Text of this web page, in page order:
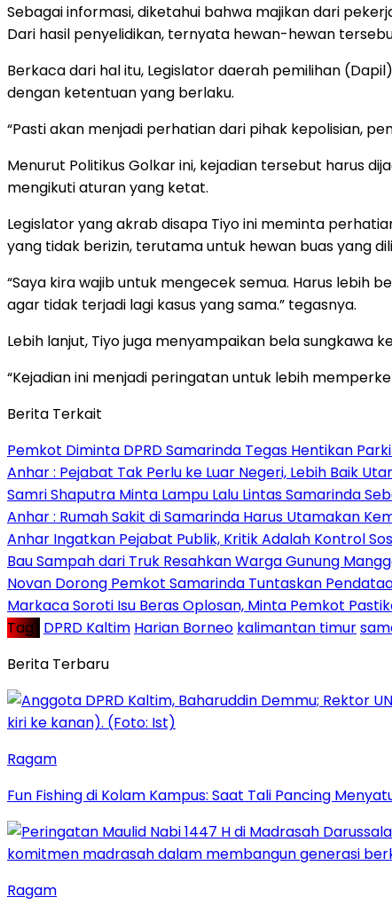
Sebagai informasi, diketahui bahwa majikan dari
Dari hasil penyelidikan, ternyata hewan-hewan
Berkaca dari hal itu, Legislator daerah pemilihan
dengan ketentuan yang berlaku.
“Pasti akan menjadi perhatian dari pihak kepolisian,
Menurut Politikus Golkar ini, kejadian tersebut harus
mengikuti aturan yang ketat.
Legislator yang akrab disapa Tiyo ini meminta
yang tidak berizin, terutama untuk hewan buas yang
“Saya kira wajib untuk mengecek semua. Harus lebih
agar tidak terjadi lagi kasus yang sama.” tegasnya.
Lebih lanjut, Tiyo juga menyampaikan bela sungkawa
“Kejadian ini menjadi peringatan untuk lebih
Berita Terkait
Pemkot Diminta DPRD Samarinda Tegas Hentikan
Anhar : Pejabat Tak Perlu ke Luar Negeri, Lebih Baik
Samri Shaputra Minta Lampu Lalu Lintas Samarinda
Anhar : Rumah Sakit di Samarinda Harus Utamakan
Anhar Ingatkan Pejabat Publik, Kritik Adalah Kontrol
Bau Sampah dari Truk Resahkan Warga Gunung
Novan Dorong Pemkot Samarinda Tuntaskan
Markaca Soroti Isu Beras Oplosan, Minta Pemkot
Tag : DPRD Kaltim Harian Borneo kalimantan timur
Berita Terbaru
Ragam
Fun Fishing di Kolam Kampus: Saat Tali Pancing
Ragam